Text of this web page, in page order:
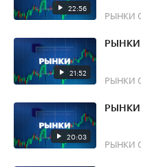
22:56 РЫНКИ
21:52
РЫНКИ.
РЫНКИ
20:03 РЫНКИ